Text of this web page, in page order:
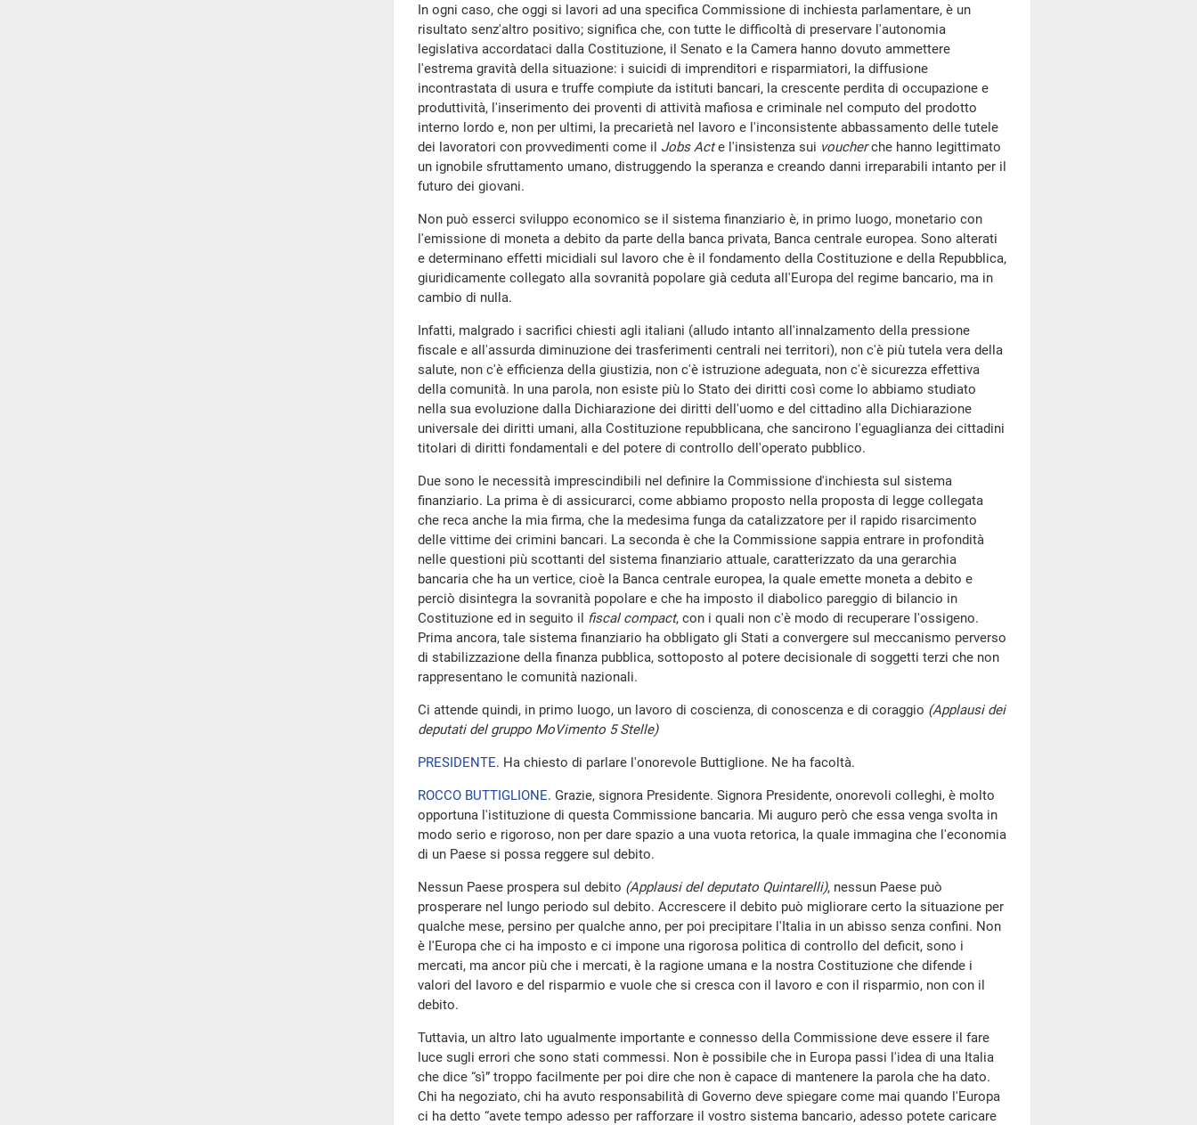
In ogni caso, che oggi si lavori ad una specifica Commissione di inchiesta parlamentare, è un
risultato senz'altro positivo; significa che, con tutte le difficoltà di preservare l'autonomia
legislativa accordataci dalla Costituzione, il Senato e la Camera hanno dovuto ammettere
l'estrema gravità della situazione: i suicidi di imprenditori e risparmiatori, la diffusione
incontrastata di usura e truffe compiute da istituti bancari, la crescente perdita di occupazione e
produttività, l'inserimento dei proventi di attività mafiosa e criminale nel computo del prodotto
interno lordo e, non per ultimi, la precarietà nel lavoro e l'inconsistente abbassamento delle tutele
dei lavoratori con provvedimenti come il Jobs Acte l'insistenza sui voucherche hanno legittimato
un ignobile sfruttamento umano, distruggendo la speranza e creando danni irreparabili intanto per il
futuro dei giovani.
Non può esserci sviluppo economico se il sistema finanziario è, in primo luogo, monetario con
l'emissione di moneta a debito da parte della banca privata, Banca centrale europea. Sono alterati
e determinano effetti micidiali sul lavoro che è il fondamento della Costituzione e della Repubblica,
giuridicamente collegato alla sovranità popolare già ceduta all'Europa del regime bancario, ma in
cambio di nulla.
Infatti, malgrado i sacrifici chiesti agli italiani (alludo intanto all'innalzamento della pressione
fiscale e all'assurda diminuzione dei trasferimenti centrali nei territori), non c'è più tutela vera della
salute, non c'è efficienza della giustizia, non c'è istruzione adeguata, non c'è sicurezza effettiva
della comunità. In una parola, non esiste più lo Stato dei diritti così come lo abbiamo studiato
nella sua evoluzione dalla Dichiarazione dei diritti dell'uomo e del cittadino alla Dichiarazione
universale dei diritti umani, alla Costituzione repubblicana, che sancirono l'eguaglianza dei cittadini
titolari di diritti fondamentali e del potere di controllo dell'operato pubblico.
Due sono le necessità imprescindibili nel definire la Commissione d'inchiesta sul sistema
finanziario. La prima è di assicurarci, come abbiamo proposto nella proposta di legge collegata
che reca anche la mia firma, che la medesima funga da catalizzatore per il rapido risarcimento
delle vittime dei crimini bancari. La seconda è che la Commissione sappia entrare in profondità
nelle questioni più scottanti del sistema finanziario attuale, caratterizzato da una gerarchia
bancaria che ha un vertice, cioè la Banca centrale europea, la quale emette moneta a debito e
perciò disintegra la sovranità popolare e che ha imposto il diabolico pareggio di bilancio in
Costituzione ed in seguito il fiscal compact, con i quali non c'è modo di recuperare l'ossigeno.
Prima ancora, tale sistema finanziario ha obbligato gli Stati a convergere sul meccanismo perverso
di stabilizzazione della finanza pubblica, sottoposto al potere decisionale di soggetti terzi che non
rappresentano le comunità nazionali.
Ci attende quindi, in primo luogo, un lavoro di coscienza, di conoscenza e di coraggio (Applausi dei
deputati del gruppo MoVimento 5 Stelle)
PRESIDENTE. Ha chiesto di parlare l'onorevole Buttiglione. Ne ha facoltà.
ROCCO BUTTIGLIONE. Grazie, signora Presidente. Signora Presidente, onorevoli colleghi, è molto
opportuna l'istituzione di questa Commissione bancaria. Mi auguro però che essa venga svolta in
modo serio e rigoroso, non per dare spazio a una vuota retorica, la quale immagina che l'economia
di un Paese si possa reggere sul debito.
Nessun Paese prospera sul debito (Applausi del deputato Quintarelli), nessun Paese può
prosperare nel lungo periodo sul debito. Accrescere il debito può migliorare certo la situazione per
qualche mese, persino per qualche anno, per poi precipitare l'Italia in un abisso senza confini. Non
è l'Europa che ci ha imposto e ci impone una rigorosa politica di controllo del deficit, sono i
mercati, ma ancor più che i mercati, è la ragione umana e la nostra Costituzione che difende i
valori del lavoro e del risparmio e vuole che si cresca con il lavoro e con il risparmio, non con il
debito.
Tuttavia, un altro lato ugualmente importante e connesso della Commissione deve essere il fare
luce sugli errori che sono stati commessi. Non è possibile che in Europa passi l'idea di una Italia
che dice “sì” troppo facilmente per poi dire che non è capace di mantenere la parola che ha dato.
Chi ha negoziato, chi ha avuto responsabilità di Governo deve spiegare come mai quando l'Europa
ci ha detto “avete tempo adesso per rafforzare il vostro sistema bancario, adesso potete caricare